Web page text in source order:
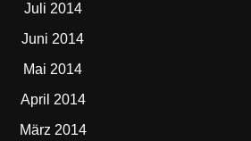
Juli 2014
Juni 2014
Mai 2014
April 2014
März 2014